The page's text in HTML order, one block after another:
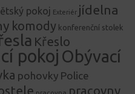
pokoj Exteriér jídelna
komody konferenční stolek
Křeslo
pokoj Obývací
pohovky Police
pracovna pracovny